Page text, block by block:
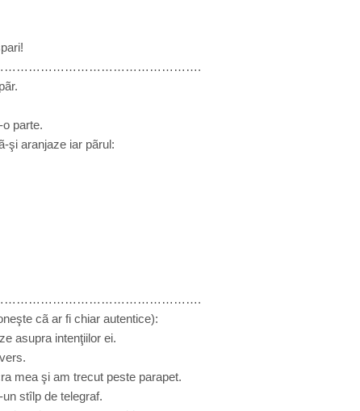
parte.
şi aranjaze iar pãrul:
cã ar fi chiar autentice):
asupra intenţiilor ei.
mea şi am trecut peste parapet.
stîlp de telegraf.